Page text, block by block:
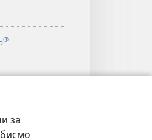
за
®